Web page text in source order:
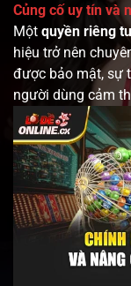
Củng cố uy tín và
Một quyền riêng
hiệu trở nên
được bảo mật, sự
người dùng cảm